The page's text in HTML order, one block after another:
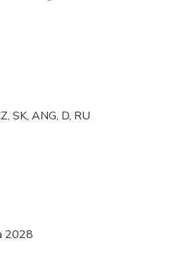
SK, ANG, D, RU
2028